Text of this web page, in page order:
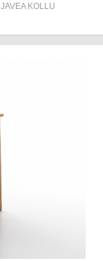
JAVEA KOLLU